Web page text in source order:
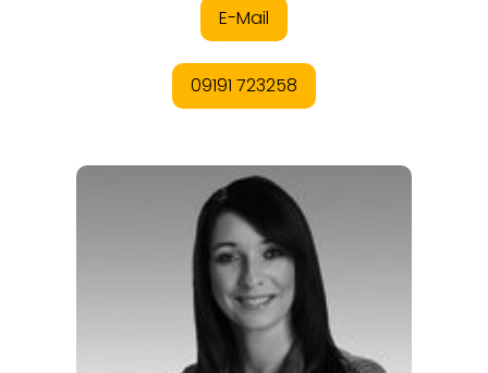
ORTE
REISEFÜHRER
REISEMAGAZINE
THEMEN